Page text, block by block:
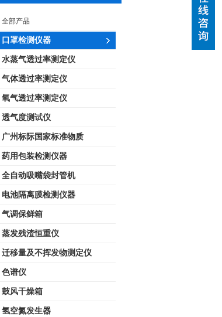
全部产品
口罩检测仪器
水蒸气透过率测定仪
气体透过率测定仪
氧气透过率测定仪
透气度测试仪
广州标际国家标准物质
药用包装检测仪器
全自动吸嘴袋封管机
电池隔离膜检测仪器
气调保鲜箱
蒸发残渣恒重仪
迁移量及不挥发物测定仪
色谱仪
鼓风干燥箱
氢空氮发生器